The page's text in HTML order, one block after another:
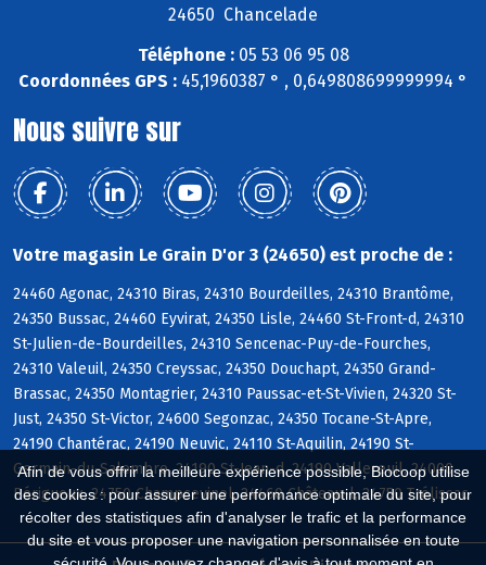
Afin de vous offrir la meilleure expérience possible, Biocoop utilise
des cookies : pour assurer une performance optimale du site, pour
récolter des statistiques afin d'analyser le trafic et la performance
du site et vous proposer une navigation personnalisée en toute
24650 Chancelade
Téléphone :05 53 06 95 08
Coordonnées GPS : 45,1960387 ° , 0,649808699999994 °
Nous suivre sur
Votre magasin Le Grain D'or 3 (24650) est proche de :
24460 Agonac, 24310 Biras, 24310 Bourdeilles, 24310 Brantôme,
24350 Bussac, 24460 Eyvirat, 24350 Lisle, 24460 St-Front-d, 24310
St-Julien-de-Bourdeilles, 24310 Sencenac-Puy-de-Fourches,
24310 Valeuil, 24350 Creyssac, 24350 Douchapt, 24350 Grand-
Brassac, 24350 Montagrier, 24310 Paussac-et-St-Vivien, 24320 St-
Just, 24350 St-Victor, 24600 Segonzac, 24350 Tocane-St-Apre,
24190 Chantérac, 24190 Neuvic, 24110 St-Aquilin, 24190 St-
Germain-du-Salembre, 24190 St-Jean-d, 24190 Vallereuil, 24000
Périgueux, 24750 Champcevinel, 24460 Château-l, 24750 Trélissac